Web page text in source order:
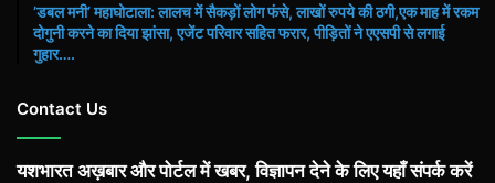
​’डबल मनी’ महाघोटाला: लालच में सैकड़ों लोग फंसे, लाखों रुपये की ठगी,एक माह में रकम
दोगुनी करने का दिया झांसा, एजेंट परिवार सहित फरार, पीड़ितों ने एएसपी से लगाई
गुहार….
Contact Us
यशभारत अख़बार और पोर्टल में खबर, विज्ञापन देने के लिए यहाँ संपर्क करें